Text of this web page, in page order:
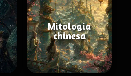
Mitologia
chinesa